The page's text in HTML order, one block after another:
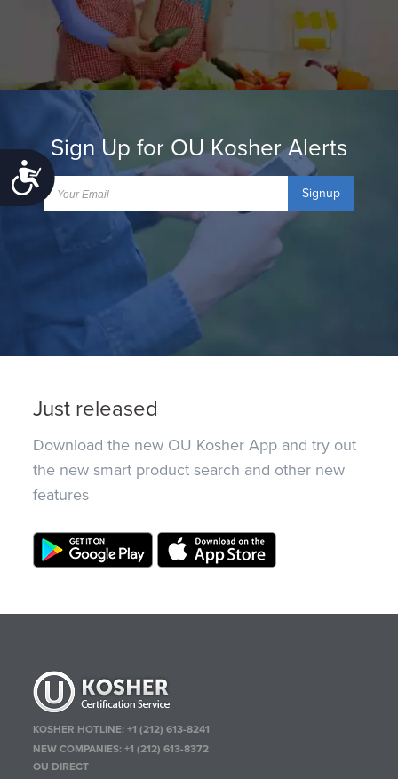
Accessibility
Sign Up for OU Kosher Alerts
Signup
Just released
Download the new OU Kosher App and try out
the new smart product search and other new
features
KOSHER HOTLINE:+1 (212) 613-8241
NEW COMPANIES:+1 (212) 613-8372
OU DIRECT